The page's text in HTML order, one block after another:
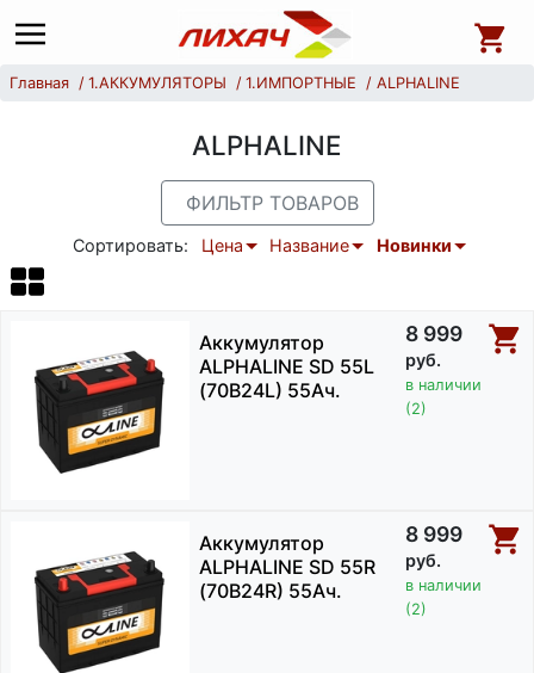
Главная 1.АККУМУЛЯТОРЫ 1.ИМПОРТНЫЕ ALPHALINE
ALPHALINE
ФИЛЬТР ТОВАРОВ
Сортировать: Цена Название Новинки
Аккумулятор
ALPHALINE SD 55L
(70B24L) 55Ач.
8 999
руб.
в наличии
(2)
Аккумулятор
ALPHALINE SD 55R
(70B24R) 55Ач.
8 999
руб.
в наличии
(2)